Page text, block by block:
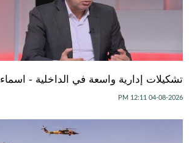
تشكيلات إدارية واسعة في الداخلية - اسماء
04-08-2026 12:11 PM